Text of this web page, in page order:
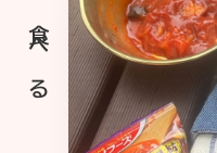
食べる
暮らす